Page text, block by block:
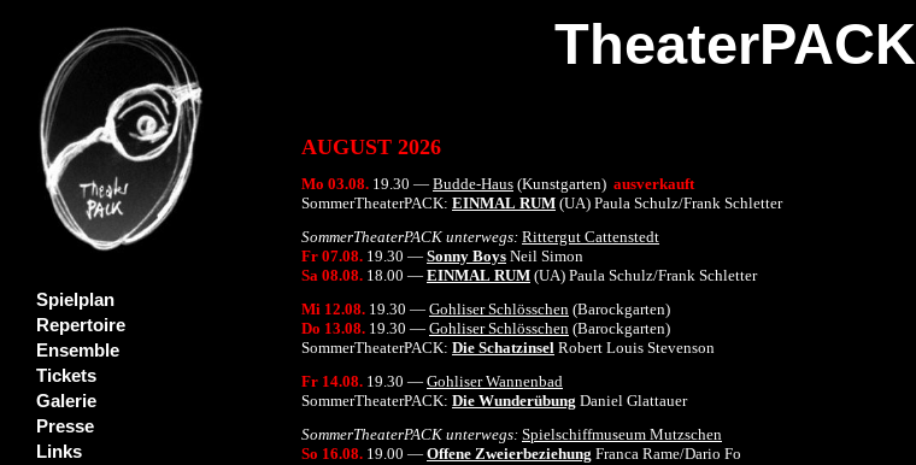
Spielplan
Repertoire
Ensemble
Tickets
Galerie
Presse
Links
TheaterPACK
AUGUST 2026
Mo 03.08. 19.30 — Budde-Haus (Kunstgarten) ausverkauft
SommerTheaterPACK: EINMAL RUM (UA) Paula Schulz/Frank Schletter
SommerTheaterPACK unterwegs: Rittergut Cattenstedt
Fr 07.08. 19.30 — Sonny Boys Neil Simon
Sa 08.08. 18.00 — EINMAL RUM (UA) Paula Schulz/Frank Schletter
Mi 12.08. 19.30 — Gohliser Schlösschen (Barockgarten)
Do 13.08. 19.30 — Gohliser Schlösschen (Barockgarten)
SommerTheaterPACK: Die Schatzinsel Robert Louis Stevenson
Fr 14.08. 19.30 — Gohliser Wannenbad
SommerTheaterPACK: Die Wunderübung Daniel Glattauer
SommerTheaterPACK unterwegs: Spielschiffmuseum Mutzschen
So 16.08. 19.00 — Offene Zweierbeziehung Franca Rame/Dario Fo